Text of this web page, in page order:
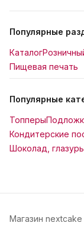
Популярные
Каталог
Пищевая печать
Популярные
Топперы
Кондитерские
Шоколад,
Магазин